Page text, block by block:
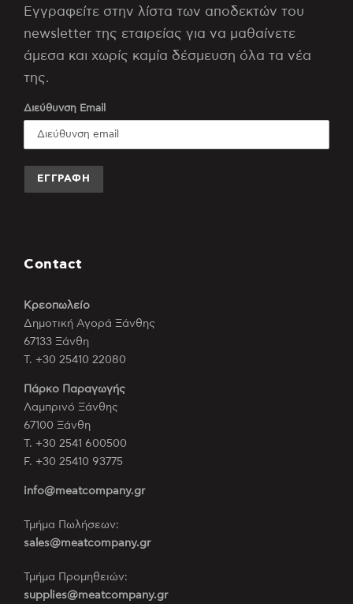
Εγγραφείτε στην λίστα των αποδεκτών του
newsletter της εταιρείας για να μαθαίνετε
άμεσα και χωρίς καμία δέσμευση όλα τα νέα
της.
Διεύθυνση Email
Contact
Κρεοπωλείο
Δημοτική Αγορά Ξάνθης
67133 Ξάνθη
Τ. +30 25410 22080
Πάρκο Παραγωγής
Λαμπρινό Ξάνθης
67100 Ξάνθη
Τ. +30 2541 600500
F. +30 25410 93775
info@meatcompany.gr
Τμήμα Πωλήσεων:
sales@meatcompany.gr
Τμήμα Προμηθειών:
supplies@meatcompany.gr